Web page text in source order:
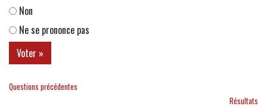
Non
Ne se prononce pas
Questions précédentes
Résultats